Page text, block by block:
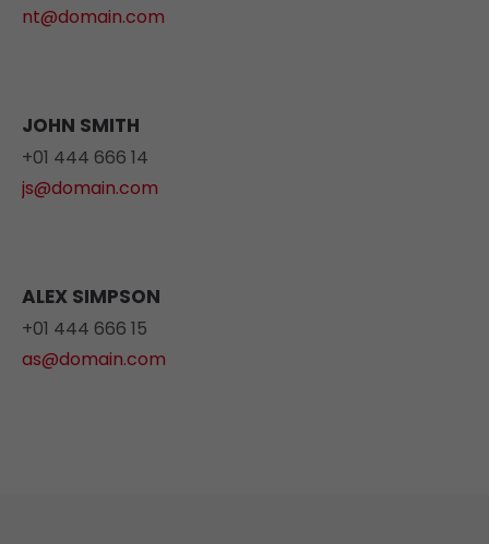
nt@domain.com
JOHN SMITH
+01 444 666 14
js@domain.com
ALEX SIMPSON
+01 444 666 15
as@domain.com